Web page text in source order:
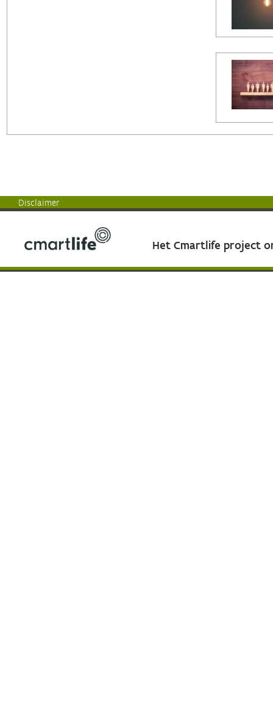
Disclaimer
Het Cmartlife project